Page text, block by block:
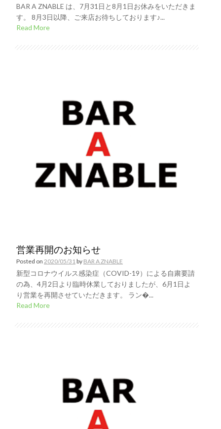
BAR A ZNABLE は、7月31日と8月1日お休みをいただきま
す。 8月3日以降、ご来店お待ちしております♪...
Read More
営業再開のお知らせ
Posted on 2020/05/31by BAR A ZNABLE
新型コロナウイルス感染症（COVID-19）による自粛要請
の為、4月2日より臨時休業しておりましたが、6月1日よ
り営業を再開させていただきます。 ラン�...
Read More